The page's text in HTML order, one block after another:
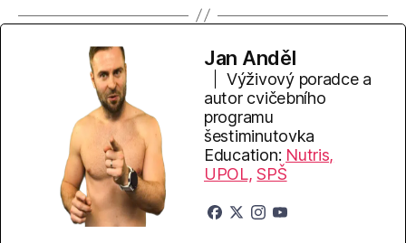
Jan Anděl
Výživový poradce a
autor cvičebního
programu
šestiminutovka
Education: Nutris,
UPOL, SPŠ